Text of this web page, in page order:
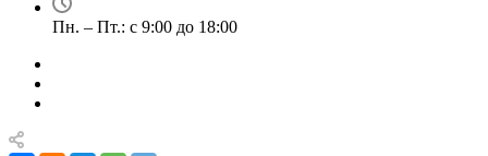
Пн. – Пт.: с 9:00 до 18:00